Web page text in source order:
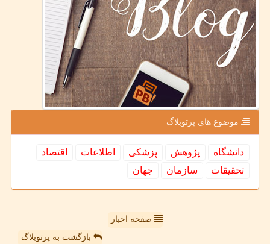
موضوع های پرتوبلاگ
دانشگاه پژوهش پزشكی اطلاعات
اقتصاد
تحقیقات
سازمان جهان
صفحه اخبار
بازگشت به پرتوبلاگ